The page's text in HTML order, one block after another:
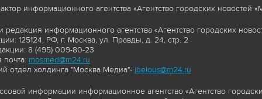
информационного агентства «Агентство городских новостей
редакция информационного агентства «Агентство городских
125124, РФ, г. Москва, ул. Правды, д. 24, стр. 2
8 (495) 009-80-23
почта: mosmed@m24.ru
отдел холдинга "Москва Медиа"- ibelous@m24.ru
информации информационное агентство «Агентство